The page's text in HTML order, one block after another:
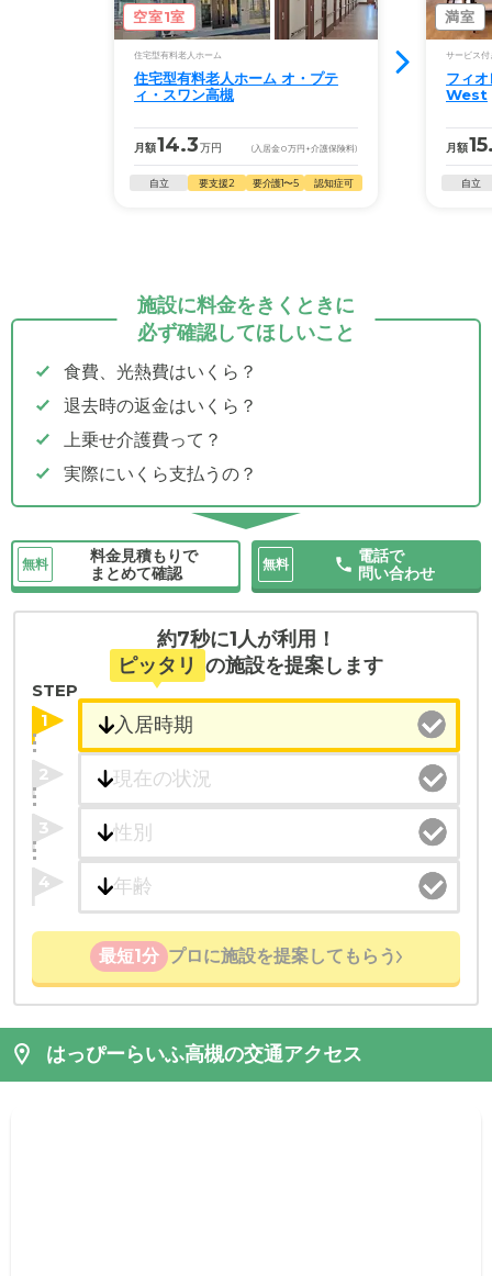
空室1室
住宅型有料老人ホーム
住宅型有料老人ホーム オ・プテ
ィ・スワン高槻
月額14.3万円 (入居金0万円 +介護保険料)
自立 要支援2 要介護1〜5 認知症可
満室
サービス付
フィ
West
月額
自立
施設に料金をきくときに
必ず確認してほしいこと
食費、光熱費はいくら？
退去時の返金はいくら？
上乗せ介護費って？
実際にいくら支払うの？
無料
料金見積もりで
まとめて確認
無料
電話で
問い合わせ
約7秒に1人が利用！
ピッタリ の施設を提案します
STEP
1
2
3
4
最短1分 プロに施設を提案してもらう
はっぴーらいふ高槻の交通アクセス